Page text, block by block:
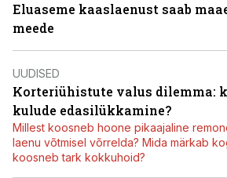
Eluaseme kaaslaenust saab
meede
UUDISED
Korteriühistute valus dilemma:
kulude edasilükkamine?
Millest koosneb hoone pikaajaline
laenu võtmisel võrrelda? Mida märkab
koosneb tark kokkuhoid?